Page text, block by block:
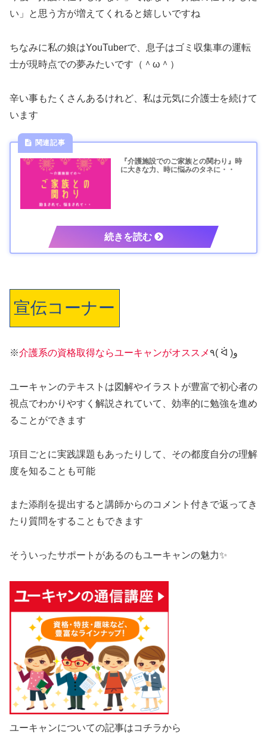
い」と思う方が増えてくれると嬉しいですね
ちなみに私の娘はYouTuberで、息子はゴミ収集車の運転
士が現時点での夢みたいです（＾ω＾）
辛い事もたくさんあるけれど、私は元気に介護士を続けて
います
『介護施設でのご家族との関わり』時
に大きな力、時に悩みのタネに・・
宣伝コーナー
※介護系の資格取得ならユーキャンがオススメ ٩( ᐛ )و
ユーキャンのテキストは図解やイラストが豊富で初心者の
視点でわかりやすく解説されていて、効率的に勉強を進め
ることができます
項目ごとに実践課題もあったりして、その都度自分の理解
度を知ることも可能
また添削を提出すると講師からのコメント付きで返ってき
たり質問をすることもできます
そういったサポートがあるのもユーキャンの魅力✨
ユーキャンについての記事はコチラから